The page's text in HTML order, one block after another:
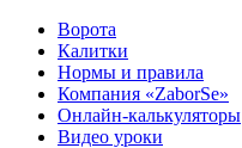
Ворота
Калитки
Нормы и правила
Компания «ZaborSe»
Онлайн-калькуляторы
Видео уроки